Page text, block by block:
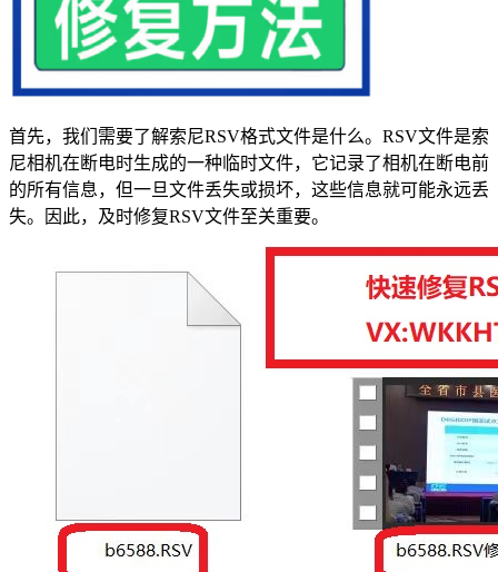
首先，我们需要了解索尼RSV格式文件是什么。RSV文件是索
尼相机在断电时生成的一种临时文件，它记录了相机在断电前
的所有信息，但一旦文件丢失或损坏，这些信息就可能永远丢
失。因此，及时修复RSV文件至关重要。